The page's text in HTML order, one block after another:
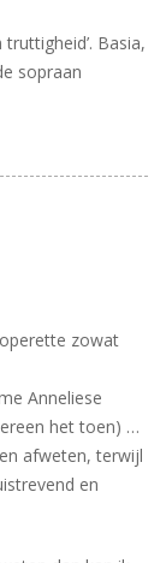
Basia,
sopraan
zowat
Anneliese
het toen) …
afweten, terwijl
en